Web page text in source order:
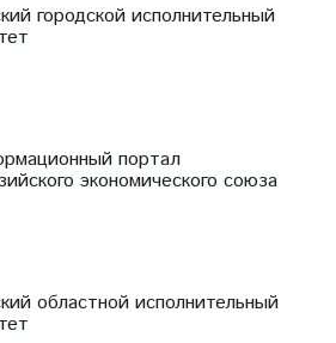
городской исполнительный
портал
экономического союза
областной исполнительный